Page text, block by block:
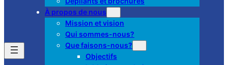
À propos de nous
Mission et vision
Qui sommes-nous?
Que faisons-nous?
Objectifs